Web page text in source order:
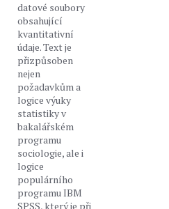
datové soubory
obsahující
kvantitativní
údaje. Text je
přizpůsoben
nejen
požadavkům a
logice výuky
statistiky v
bakalářském
programu
sociologie, ale i
logice
populárního
programu IBM
SPSS, který je při